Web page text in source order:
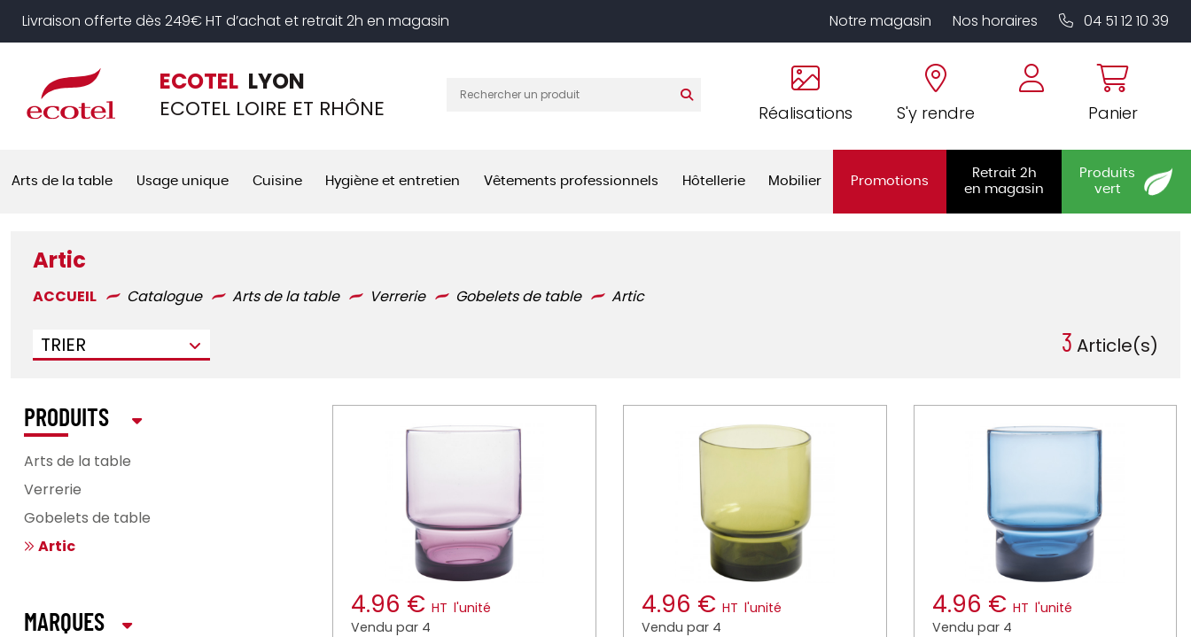
Livraison offerte dès 249€ HT d’achat et retrait 2h en magasin Notre magasin Nos horaires 04 51 12 10 39
ECOTEL LYON
ECOTEL LOIRE ET RHÔNE Réalisations S'y rendre Panier
Arts de la table Usage unique Cuisine Hygiène et entretien Vêtements professionnels Hôtellerie Mobilier Promotions
Retrait 2h
en magasin
Produits
vert
Artic
ACCUEIL Catalogue Arts de la table Verrerie Gobelets de table Artic
TRIER 3 Article(s)
4.96 € HT l'unité
Vendu par 4
4.96 € HT l'unité
Vendu par 4
4.96 € HT l'unité
Vendu par 4
PRODUITS
Arts de la table
Verrerie
Gobelets de table
Artic
MARQUES
Panneau de gestion des cookies